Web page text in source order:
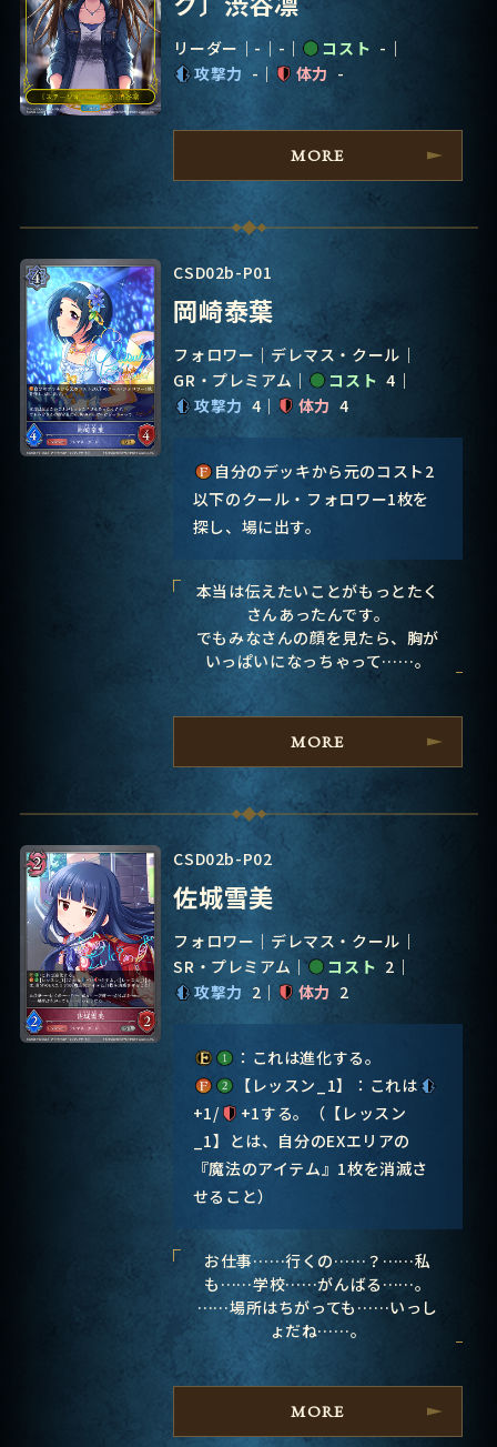
リーダー - - コスト -
攻撃力 - 体力 -
MORE
CSD02b-P01
岡崎泰葉
フォロワー
デレマス・クール
GR・プレミアム
コスト 4
攻撃力 4 体力 4
自分のデッキから元のコスト2
以下のクール・フォロワー1枚を
探し、場に出す。
本当は伝えたいことがもっとたく
さんあったんです。
でもみなさんの顔を見たら、胸が
いっぱいになっちゃって……。
MORE
CSD02b-P02
佐城雪美
フォロワー
デレマス・クール
SR・プレミアム
コスト 2
攻撃力 2 体力 2
：これは進化する。
【レッスン_1】：これは
+1/
+1する。（【レッスン
_1】とは、自分のEXエリアの
『魔法のアイテム』1枚を消滅さ
せること）
お仕事……行くの……？……私
も……学校……がんばる……。
……場所はちがっても……いっし
ょだね……。
MORE